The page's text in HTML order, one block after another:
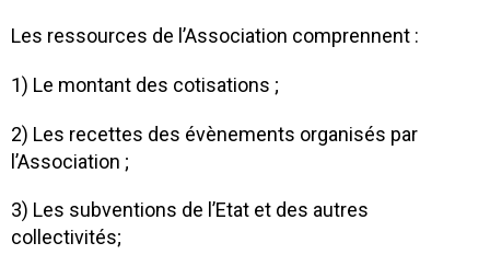
Les ressources de l’Association comprennent :
1) Le montant des cotisations ;
2) Les recettes des évènements organisés par
l’Association ;
3) Les subventions de l’Etat et des autres
collectivités;